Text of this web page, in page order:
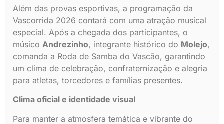
Além das provas esportivas, a programação da
Vascorrida 2026 contará com uma atração musical
especial. Após a chegada dos participantes, o
músico Andrezinho, integrante histórico do Molejo,
comanda a Roda de Samba do Vascão, garantindo
um clima de celebração, confraternização e alegria
para atletas, torcedores e famílias presentes.
Clima oficial e identidade visual
Para manter a atmosfera temática e vibrante do